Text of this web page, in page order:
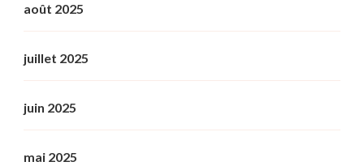
août 2025
juillet 2025
juin 2025
mai 2025